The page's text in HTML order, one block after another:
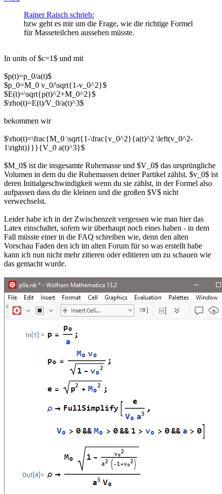
Rainer Raisch schrieb:
bzw geht es mir um die Frage, wie die richtige Formel
für Masseteilchen aussehen müsste.
In units of $c=1$ und mit
$p(t)=p_0/a(t)$
$p_0=M_0 v_0/\sqrt{1-v_0^2}$
$E(t)=\sqrt{p(t)^2+M_0^2}$
$\rho(t)=E(t)/V_0/a(t)^3$
bekommen wir
$\rho(t)=\frac{M_0 \sqrt{1-\frac{v_0^2}{a(t)^2 \left(v_0^2-
1\right)}}}{V_0 a(t)^3}$
$M_0$ ist die insgesamte Ruhemasse und $V_0$ das ursprüngliche
Volumen in dem du die Ruhemassen deiner Partikel zählst. $v_0$ ist
deren Initialgeschwindigkeit wenn du sie zählst, in der Formel also
aufpassen dass du die kleinen und die großen $V$ nicht
verwechselst.
Leider habe ich in der Zwischenzeit vergessen wie man hier das
Latex einschaltet, sofern wir überhaupt noch eines haben - in dem
Fall müsste einer in die FAQ schreiben wie, denn den alten
Vorschau Faden den ich im alten Forum für so was erstellt habe
kann ich nun nicht mehr zitieren oder editieren um zu schauen wie
das gemacht wurde.